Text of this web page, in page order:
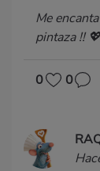
Me
pintaza !! 💖
0 0